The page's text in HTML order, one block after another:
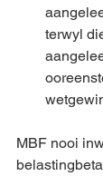
terwyl
MBF nooi